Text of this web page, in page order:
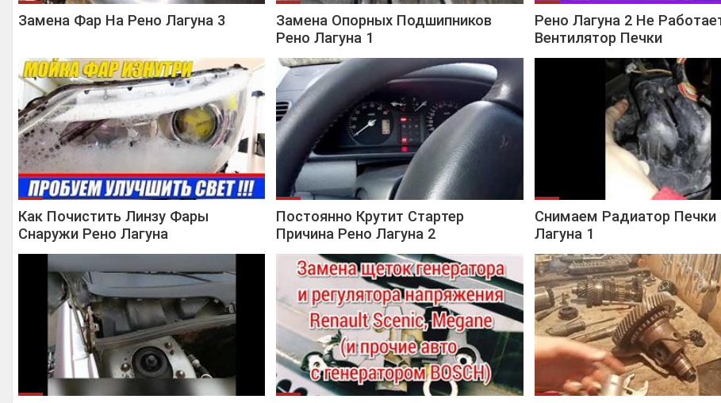
Замена Фар На Рено Лагуна 3
Замена Опорных Подшипников
Рено Лагуна 1
Рено Лагуна 2 Не
Вентилятор Печки
Как Почистить Линзу Фары
Снаружи Рено Лагуна
Постоянно Крутит Стартер
Причина Рено Лагуна 2
Снимаем Радиатор Печки
Лагуна 1